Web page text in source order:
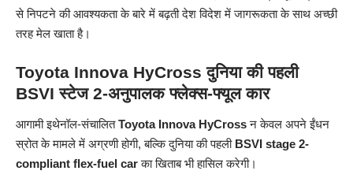
से निपटने की आवश्यकता के बारे में बढ़ती देश विदेश में जागरूकता के साथ अच्छी
तरह मेल खाता है।
Toyota Innova HyCross दुनिया की पहली
BSVI स्टेज 2-अनुपालक फ्लेक्स-फ्यूल कार
आगामी इथेनॉल-संचालितToyota Innova HyCrossन केवल अपने ईंधन
स्रोत के मामले में अग्रणी होगी, बल्कि दुनिया की पहली BSVI stage 2-
compliant flex-fuel carका खिताब भी हासिल करेगी।